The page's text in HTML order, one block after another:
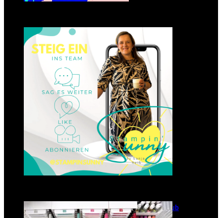
Einsteigen 2025 im Team
Stampin‘ Sunny
23. Januar 2025
GANZ NEU: Scrapbooking Club
2025